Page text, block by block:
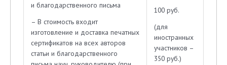
и благодарственного письма
– В стоимость входит
изготовление и доставка печатных
сертификатов на всех авторов
статьи и благодарственного
100 руб.
(для
иностранных
участников –
350 руб.)